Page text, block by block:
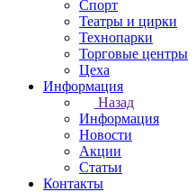
Спорт
Театры и цирки
Технопарки
Торговые центры
Цеха
Информация
Назад
Информация
Новости
Акции
Статьи
Контакты